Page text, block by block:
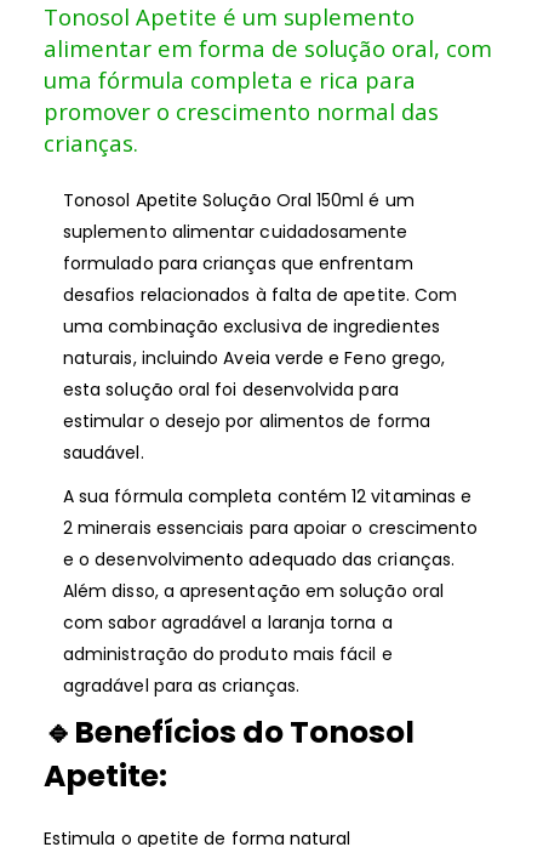
Tonosol Apetite é um suplemento
alimentar em forma de solução oral, com
uma fórmula completa e rica para
promover o crescimento normal das
crianças.
Tonosol Apetite Solução Oral 150ml é um
suplemento alimentar cuidadosamente
formulado para crianças que enfrentam
desafios relacionados à falta de apetite. Com
uma combinação exclusiva de ingredientes
naturais, incluindo Aveia verde e Feno grego,
esta solução oral foi desenvolvida para
estimular o desejo por alimentos de forma
saudável.
A sua fórmula completa contém 12 vitaminas e
2 minerais essenciais para apoiar o crescimento
e o desenvolvimento adequado das crianças.
Além disso, a apresentação em solução oral
com sabor agradável a laranja torna a
administração do produto mais fácil e
agradável para as crianças.
🔹Benefícios do Tonosol
Apetite:
Estimula o apetite de forma natural